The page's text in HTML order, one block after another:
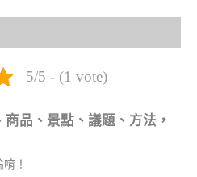
5/5 - (1 vote)
品、景點、議題、方法，
！